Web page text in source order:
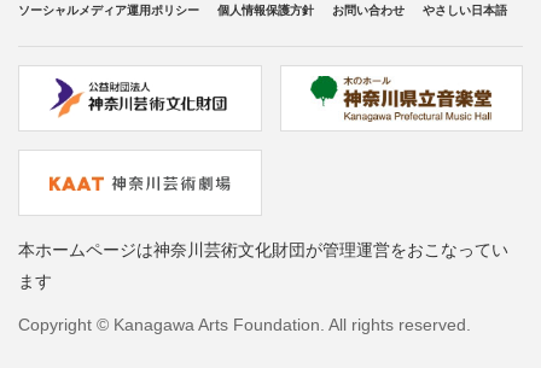
ソーシャルメディア運用ポリシー
個人情報保護方針 お問い合わせ やさしい日本語
本ホームページは神奈川芸術文化財団が管理運営をおこなってい
ます
Copyright © Kanagawa Arts Foundation. All rights reserved.